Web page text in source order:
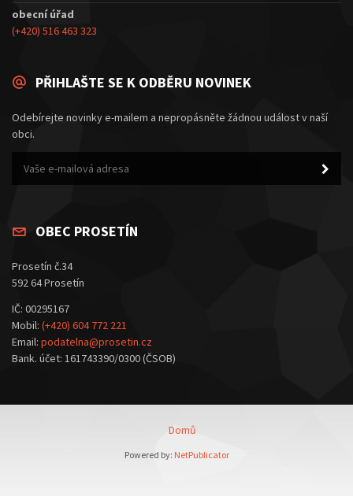
obecní úřad
(+420) 516 463 323
PŘIHLAŠTE SE K ODBĚRU NOVINEK
Odebírejte novinky e-mailem a nepropásněte žádnou událost v naší
obci.
OBEC PROSETÍN
Prosetín č.34
592 64 Prosetín
IČ: 00295167
Mobil: (+420) 604 772 221
Email: podatelna@prosetin.cz
Bank. účet: 161743390/0300 (ČSOB)
Domů
Powered by: NetPublicator